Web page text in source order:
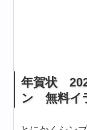
年賀状
ン 無料イ